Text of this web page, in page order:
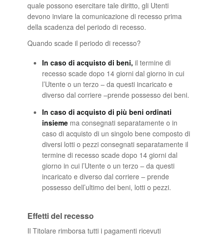
quale possono esercitare tale diritto, gli Utenti
devono inviare la comunicazione di recesso prima
della scadenza del periodo di recesso.
Quando scade il periodo di recesso?
In caso di acquisto di beni, il termine di
recesso scade dopo 14 giorni dal giorno in cui
l’Utente o un terzo – da questi incaricato e
diverso dal corriere –prende possesso dei beni.
In caso di acquisto di più beni ordinati
insieme ma consegnati separatamente o in
caso di acquisto di un singolo bene composto di
diversi lotti o pezzi consegnati separatamente il
termine di recesso scade dopo 14 giorni dal
giorno in cui l’Utente o un terzo – da questi
incaricato e diverso dal corriere – prende
possesso dell’ultimo dei beni, lotti o pezzi.
Effetti del recesso
Il Titolare rimborsa tutti i pagamenti ricevuti